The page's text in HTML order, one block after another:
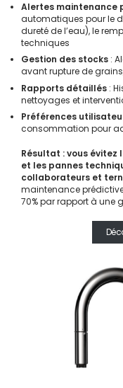
Alertes maintenance
automatiques pour le
dureté de l’eau), le
techniques
Gestion des stocks :
avant rupture de
Rapports détaillés :
nettoyages et
Préférences
consommation pour
Résultat : vous évitez
et les pannes
collaborateurs et
maintenance
70% par rapport à une